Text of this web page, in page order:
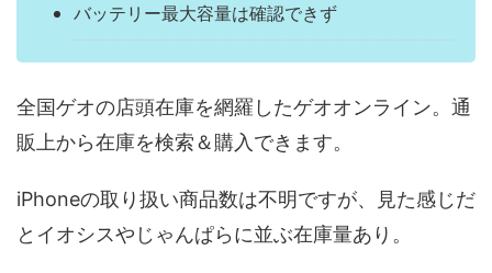
バッテリー最大容量は確認できず
全国ゲオの店頭在庫を網羅したゲオオンライン。通
販上から在庫を検索＆購入できます。
iPhoneの取り扱い商品数は不明ですが、見た感じだ
とイオシスやじゃんぱらに並ぶ在庫量あり。